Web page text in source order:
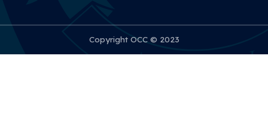
Copyright OCC © 2023